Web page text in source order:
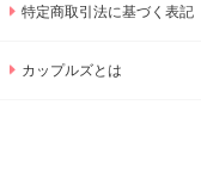
特定商取引法に基づく表記
カップルズとは